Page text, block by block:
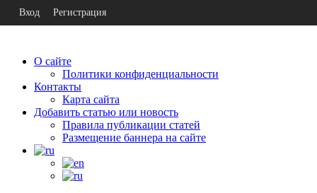
О сайте
Политики конфиденциальности
Контакты
Карта сайта
Добавить статью или новость
Правила публикации статей
Размещение баннера на сайте
Вход Регистрация